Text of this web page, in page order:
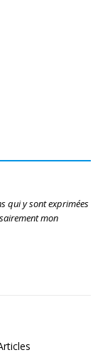
qui y sont exprimées
mon